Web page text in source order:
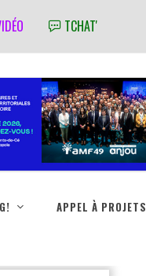
TCHAT'
APPEL À PROJETS